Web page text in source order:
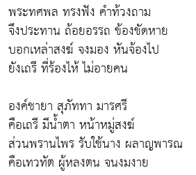
พระทศพล ทรงฟัง คำท้วงถาม
จึงประทาน ถ้อยอรรถ ข้องขัดหาย
บอกเหล่าสงฆ์ จงมอง หันจ้องไป
ยังเถรี ที่ร้องไห้ ไม่อายคน
องค์ชายา สุภัททา มารศรี
คือเถรี มีน้ำตา หน้าหมู่สงฆ์
ส่วนพรานไพร รับใช้นาง ผลาญพารณ
คือเทวทัต ผู้หลงตน จนงมงาย